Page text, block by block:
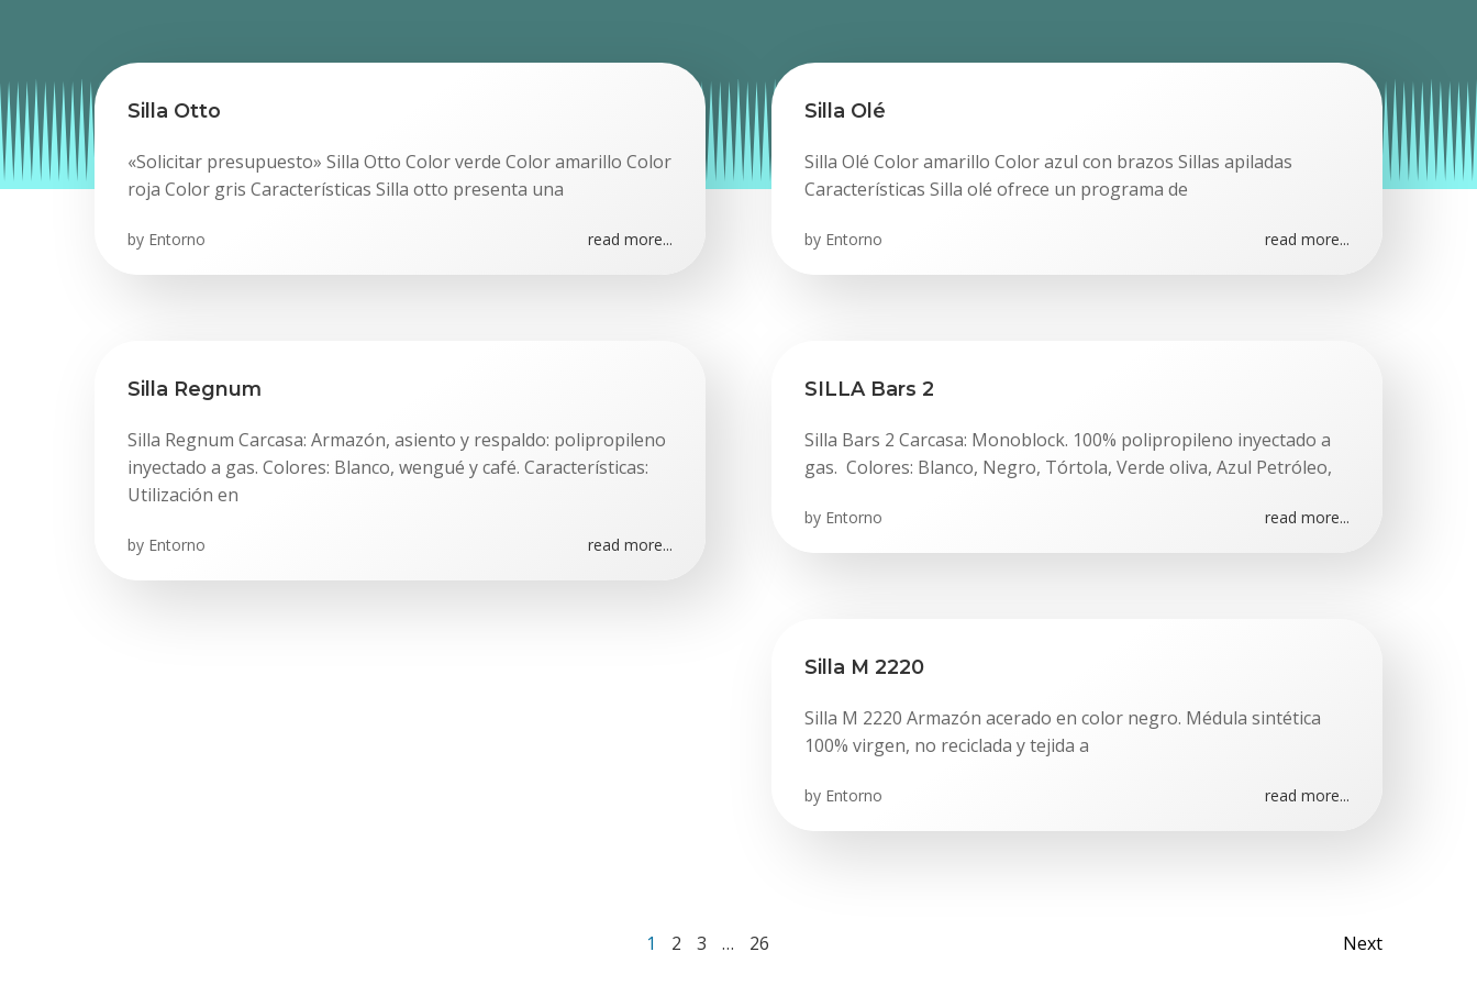
Silla Otto
«Solicitar presupuesto» Silla Otto Color verde Color amarillo Color
roja Color gris Características Silla otto presenta una
by Entorno read more...
Silla Olé
Silla Olé Color amarillo Color azul con brazos Sillas apiladas
Características Silla olé ofrece un programa de
by Entorno read more...
Silla Regnum
Silla Regnum Carcasa: Armazón, asiento y respaldo: polipropileno
inyectado a gas. Colores: Blanco, wengué y café. Características:
Utilización en
by Entorno read more...
SILLA Bars 2
Silla Bars 2 Carcasa: Monoblock. 100% polipropileno inyectado a
gas. Colores: Blanco, Negro, Tórtola, Verde oliva, Azul Petróleo,
by Entorno read more...
Silla M 2220
Silla M 2220 Armazón acerado en color negro. Médula sintética
100% virgen, no reciclada y tejida a
by Entorno read more...
Página
1 Página
2 Página
3 … Página
26 Next